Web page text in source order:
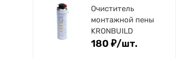
Очиститель
монтажной пены
KRONBUILD
180 ₽/шт.